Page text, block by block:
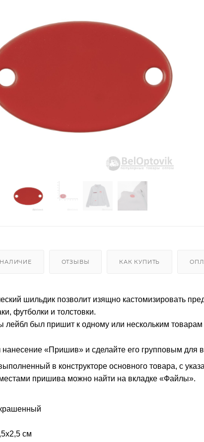
НАЛИЧИЕ ОТЗЫВЫ КАК КУПИТЬ
шильдик позволит изящно кастомизировать
футболки и толстовки.
лейбл был пришит к одному или нескольким товарам
нанесение «Пришив» и сделайте его групповым для
в конструкторе основного товара, с
пришива можно найти на вкладке «Файлы».
см